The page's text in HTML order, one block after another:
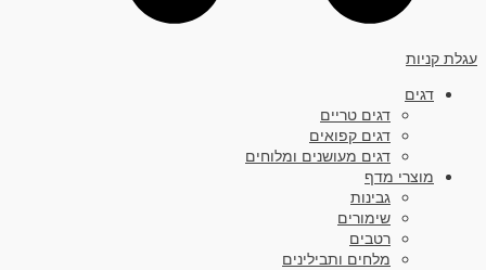
עגלת קניות
דגים
דגים טריים
דגים קפואים
דגים מעושנים ומלוחים
מוצרי מדף
גבינות
שימורים
רטבים
מלחים ותבילינים